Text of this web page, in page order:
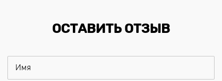
ОСТАВИТЬ ОТЗЫВ